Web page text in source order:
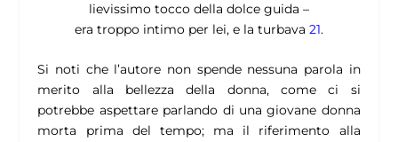
lievissimo tocco della dolce guida –
era troppo intimo per lei, e la turbava 21.
Si noti che l’autore non spende nessuna parola in
merito alla bellezza della donna, come ci si
potrebbe aspettare parlando di una giovane donna
morta prima del tempo; ma il riferimento alla